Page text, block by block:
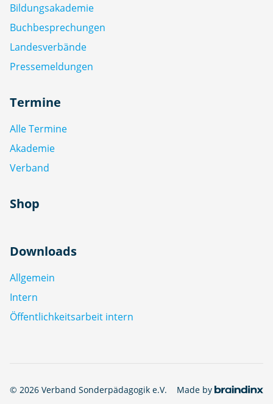
Bildungsakademie
Buchbesprechungen
Landesverbände
Pressemeldungen
Termine
Alle Termine
Akademie
Verband
Shop
Downloads
Allgemein
Intern
Öffentlichkeitsarbeit intern
© 2026 Verband Sonderpädagogik e.V. Made by